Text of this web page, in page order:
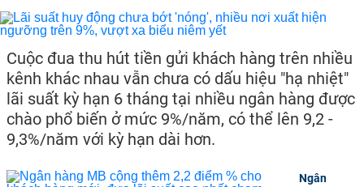
Cuộc đua thu hút tiền gửi khách hàng trên nhiều
kênh khác nhau vẫn chưa có dấu hiệu "hạ nhiệt"
lãi suất kỳ hạn 6 tháng tại nhiều ngân hàng được
chào phổ biến ở mức 9%/năm, có thể lên 9,2 -
9,3%/năm với kỳ hạn dài hơn.
Ngân